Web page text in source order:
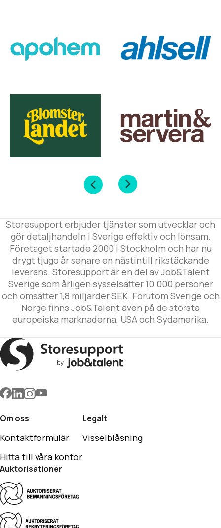
Storesupport erbjuder tjänster som utvecklar och
gör detaljhandeln i Sverige effektiv och lönsam.
Företaget startade 2000 i Stockholm och har nu
drygt tjugo år senare en nästintill rikstäckande
leverans. Storesupport är en del av Job&Talent
Sverige som årligen sysselsätter 10 000 personer
och omsätter 1,8 miljarder SEK. Förutom Sverige och
Norge finns Job&Talent även på de största
europeiska marknaderna, USA och Sydamerika.
Om oss
Kontaktformulär
Hitta till våra kontor
Legalt
Visselblåsning
Auktorisationer